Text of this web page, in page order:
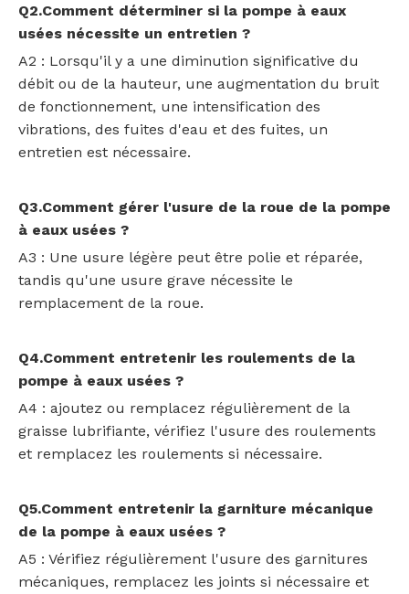
Q2.Comment déterminer si la pompe à eaux
usées nécessite un entretien ?
A2 : Lorsqu'il y a une diminution significative du
débit ou de la hauteur, une augmentation du bruit
de fonctionnement, une intensification des
vibrations, des fuites d'eau et des fuites, un
entretien est nécessaire.
Q3.Comment gérer l'usure de la roue de la pompe
à eaux usées ?
A3 : Une usure légère peut être polie et réparée,
tandis qu'une usure grave nécessite le
remplacement de la roue.
Q4.Comment entretenir les roulements de la
pompe à eaux usées ?
A4 : ajoutez ou remplacez régulièrement de la
graisse lubrifiante, vérifiez l'usure des roulements
et remplacez les roulements si nécessaire.
Q5.Comment entretenir la garniture mécanique
de la pompe à eaux usées ?
A5 : Vérifiez régulièrement l'usure des garnitures
mécaniques, remplacez les joints si nécessaire et